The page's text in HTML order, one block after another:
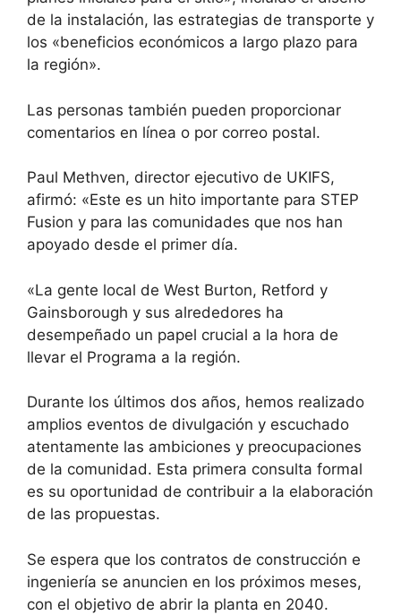
de la instalación, las estrategias de transporte y
los «beneficios económicos a largo plazo para
la región».
Las personas también pueden proporcionar
comentarios en línea o por correo postal.
Paul Methven, director ejecutivo de UKIFS,
afirmó: «Este es un hito importante para STEP
Fusion y para las comunidades que nos han
apoyado desde el primer día.
«La gente local de West Burton, Retford y
Gainsborough y sus alrededores ha
desempeñado un papel crucial a la hora de
llevar el Programa a la región.
Durante los últimos dos años, hemos realizado
amplios eventos de divulgación y escuchado
atentamente las ambiciones y preocupaciones
de la comunidad. Esta primera consulta formal
es su oportunidad de contribuir a la elaboración
de las propuestas.
Se espera que los contratos de construcción e
ingeniería se anuncien en los próximos meses,
con el objetivo de abrir la planta en 2040.